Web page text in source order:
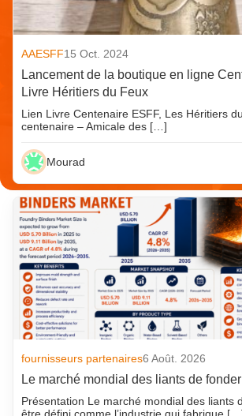
AAESFF15 Oct. 2024
Lancement de la boutique en ligne
Livre Héritiers du Feux
Lien Livre Centenaire ESFF, Les Héritiers
centenaire – Amicale des […]
Mourad
fournisseurs partenaires6 Août. 2026
Le marché mondial des liants de
Présentation Le marché mondial des liants